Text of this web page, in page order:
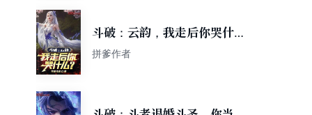
斗破：云韵，我走后你哭什
么？
拼爹作者